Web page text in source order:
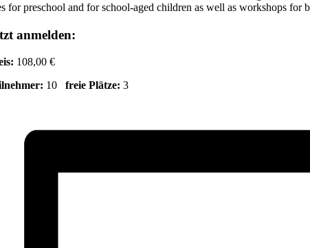
for preschool and for school-aged children as well as workshops for
anmelden:
108,00 €
10freie Plätze: 3